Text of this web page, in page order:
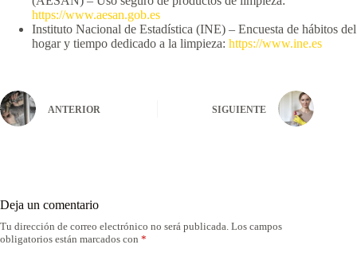
https://www.aesan.gob.es
Instituto Nacional de Estadística (INE) – Encuesta de hábitos del
hogar y tiempo dedicado a la limpieza: https://www.ine.es
ANTERIOR SIGUIENTE
Deja un comentario
Tu dirección de correo electrónico no será publicada. Los campos
obligatorios están marcados con *